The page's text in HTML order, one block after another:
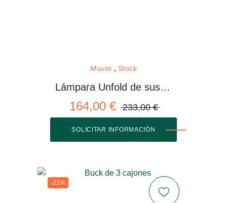
Muuto Stock
Lámpara Unfold de suspensión
164,00 € 233,00 €
SOLICITAR INFORMACIÓN
-21%